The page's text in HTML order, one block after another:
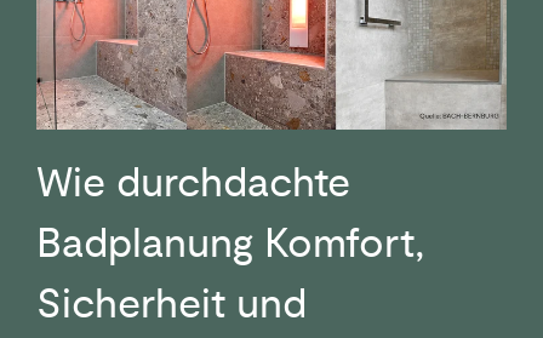
Wie durchdachte
Badplanung Komfort,
Sicherheit und